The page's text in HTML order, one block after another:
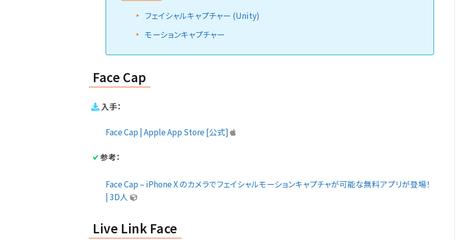
フェイシャルキャプチャー (Unity)
モーションキャプチャー
Face Cap
入手：
Face Cap | Apple App Store [公式]
参考：
Face Cap – iPhone X のカメラでフェイシャルモーションキャプチャが可能な無料アプリが登場！
| 3D人
Live Link Face